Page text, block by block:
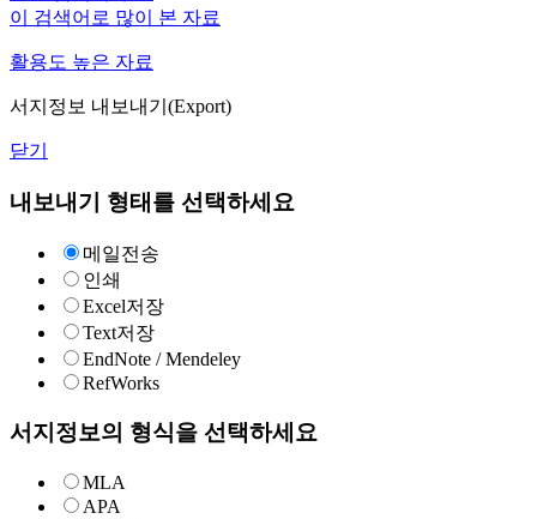
이 검색어로 많이 본 자료
활용도 높은 자료
서지정보 내보내기(Export)
닫기
내보내기 형태를 선택하세요
메일전송
인쇄
Excel저장
Text저장
EndNote / Mendeley
RefWorks
서지정보의 형식을 선택하세요
MLA
APA